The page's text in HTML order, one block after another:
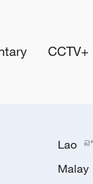
CCTV+
Lao ລ
Malay